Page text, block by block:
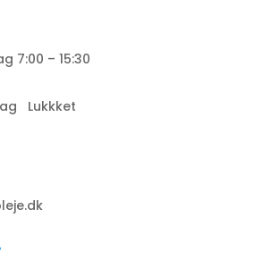
7:00 – 15:30
Lukkket